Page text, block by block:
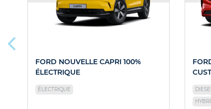
FORD NOUVELLE CAPRI 100%
ÉLECTRIQUE
ÉLECTRIQUE